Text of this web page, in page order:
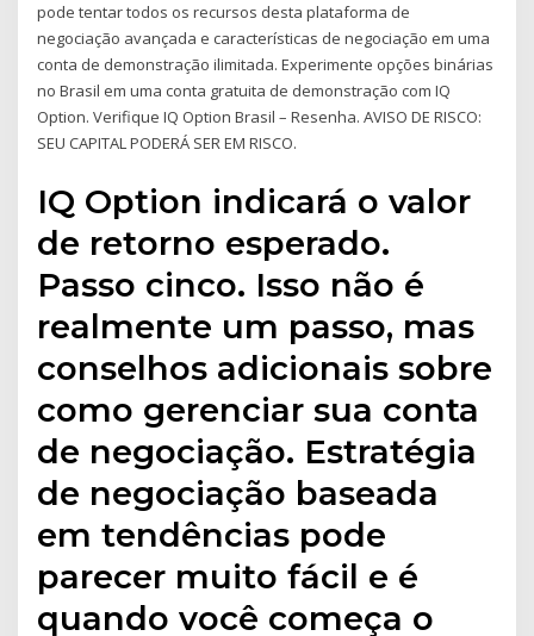
pode tentar todos os recursos desta plataforma de
negociação avançada e características de negociação em uma
conta de demonstração ilimitada. Experimente opções binárias
no Brasil em uma conta gratuita de demonstração com IQ
Option. Verifique IQ Option Brasil – Resenha. AVISO DE RISCO:
SEU CAPITAL PODERÁ SER EM RISCO.
IQ Option indicará o valor
de retorno esperado.
Passo cinco. Isso não é
realmente um passo, mas
conselhos adicionais sobre
como gerenciar sua conta
de negociação. Estratégia
de negociação baseada
em tendências pode
parecer muito fácil e é
quando você começa o